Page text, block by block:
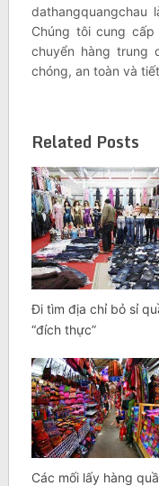
dathangquangchau
Chúng tôi cung cấp
chuyển hàng trung
chóng, an toàn và
Related Posts
Đi tìm địa chỉ bỏ sỉ
“đích thực”
Các mối lấy hàng